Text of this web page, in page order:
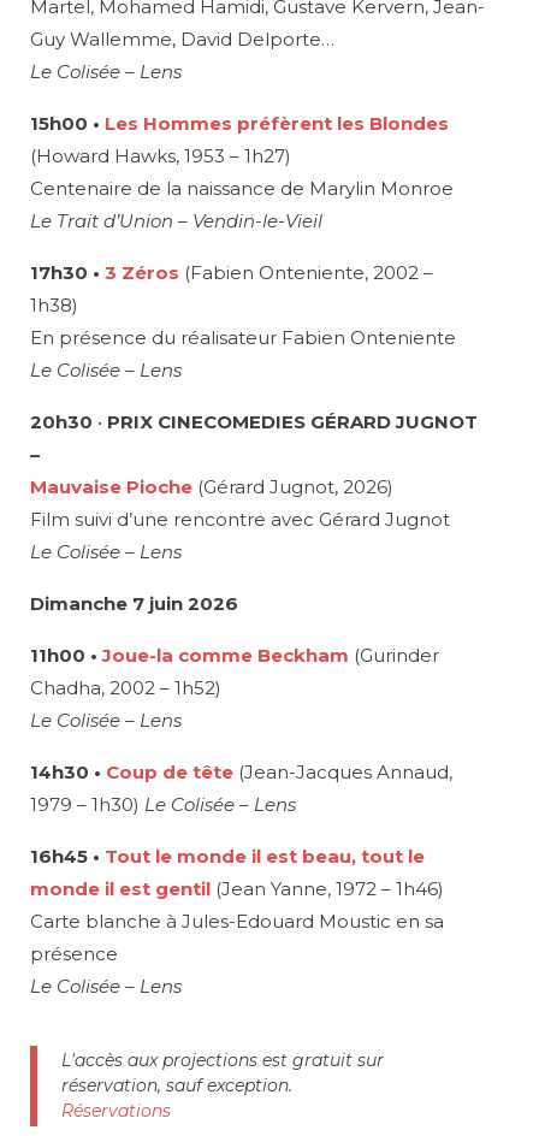
Martel, Mohamed Hamidi, Gustave Kervern, Jean-
Guy Wallemme, David Delporte…
Le Colisée – Lens
15h00 • Les Hommes préfèrent les Blondes
(Howard Hawks, 1953 – 1h27)
Centenaire de la naissance de Marylin Monroe
Le Trait d’Union – Vendin-le-Vieil
17h30 • 3 Zéros (Fabien Onteniente, 2002 –
1h38)
En présence du réalisateur Fabien Onteniente
Le Colisée – Lens
20h30 • PRIX CINECOMEDIES GÉRARD JUGNOT
–
Mauvaise Pioche (Gérard Jugnot, 2026)
Film suivi d’une rencontre avec Gérard Jugnot
Le Colisée – Lens
Dimanche 7 juin 2026
11h00 •Joue-la comme Beckham (Gurinder
Chadha, 2002 – 1h52)
Le Colisée – Lens
14h30 • Coup de tête (Jean-Jacques Annaud,
1979 – 1h30) Le Colisée – Lens
16h45 • Tout le monde il est beau, tout le
monde il est gentil (Jean Yanne, 1972 – 1h46)
Carte blanche à Jules-Edouard Moustic en sa
présence
Le Colisée – Lens
L'accès aux projections est gratuit sur
réservation, sauf exception.
Réservations